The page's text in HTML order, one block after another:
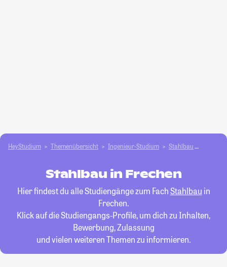
HeyStudium Themenübersicht Ingenieur-Studium Stahlbau
Stahlbau in Frechen
Hier findest du alle Studiengänge zum FachStahlbau in
Frechen.
Klick auf die Studiengangs-Profile, um dich zu Inhalten,
Bewerbung, Zulassung
und vielen weiteren Themen zu informieren.